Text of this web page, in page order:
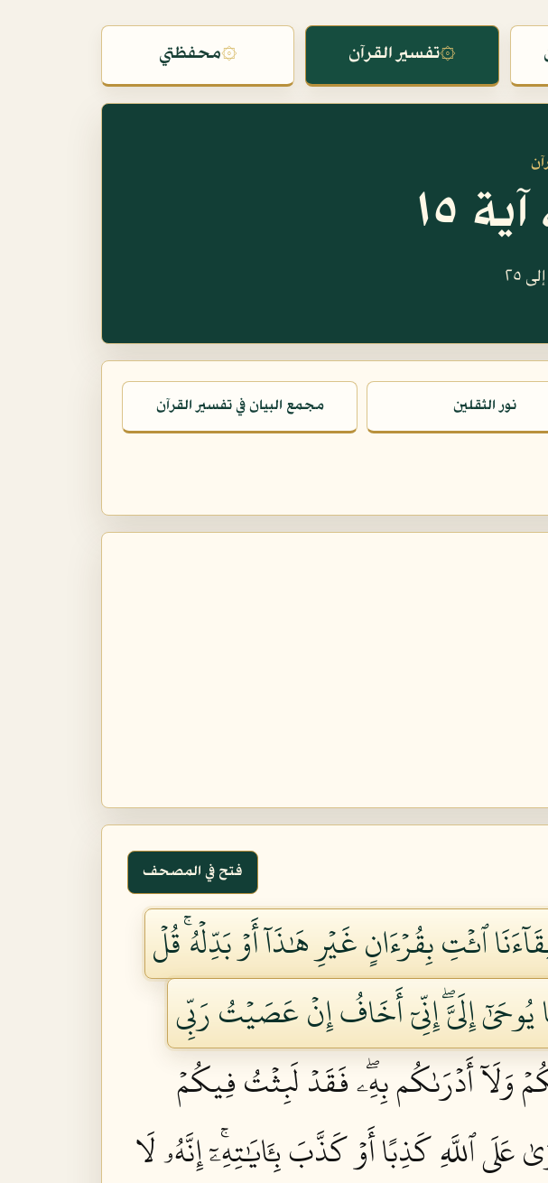
۞تفسير القرآن ۞محفظتي
١٥
نور الثقلين مجمع البيان في تفسير القرآن
فتح في المصحف
ٱئۡتِ بِقُرۡءَانٍ غَيۡرِ هَٰذَآ أَوۡ بَدِّلۡهُۚ قُلۡ
يُوحَىٰٓ إِلَيَّۖ إِنِّيٓ أَخَافُ إِنۡ عَصَيۡتُ رَبِّي
وَلَآ أَدۡرَىٰكُم بِهِۦۖ فَقَدۡ لَبِثۡتُ فِيكُمۡ
ٱللَّهِ كَذِبًا أَوۡ كَذَّبَ بِـَٔايَٰتِهِۦٓۚ إِنَّهُۥ لَا